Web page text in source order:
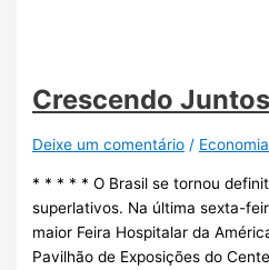
Crescendo Juntos
Deixe um comentário / Economia
* * * * * O Brasil se tornou
superlativos. Na última sexta-
maior Feira Hospitalar da
Pavilhão de Exposições do